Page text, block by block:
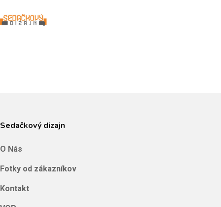
to
Sedačkový dizajn
O Nás
Fotky od zákazníkov
Kontakt